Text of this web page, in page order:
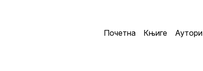
Почетна Књиге Аутори